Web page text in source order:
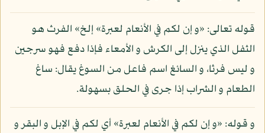
قوله تعالى: «و إن لكم في الأنعام لعبرة» إلخ» الفرث هو
الثفل الذي ينزل إلى الكرش و الأمعاء فإذا دفع فهو سرجين
و ليس فرثا، و السائغ اسم فاعل من السوغ يقال: ساغ
الطعام و الشراب إذا جرى في الحلق بسهولة.
و قوله: «و إن لكم في الأنعام لعبرة» أي لكم في الإبل و البقر و